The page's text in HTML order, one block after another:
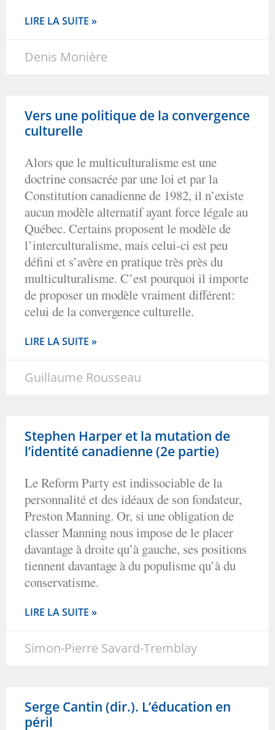
LIRE LA SUITE »
Denis Monière
Vers une politique de la convergence
culturelle
Alors que le multiculturalisme est une
doctrine consacrée par une loi et par la
Constitution canadienne de 1982, il n’existe
aucun modèle alternatif ayant force légale au
Québec. Certains proposent le modèle de
l’interculturalisme, mais celui-ci est peu
défini et s’avère en pratique très près du
multiculturalisme. C’est pourquoi il importe
de proposer un modèle vraiment différent:
celui de la convergence culturelle.
LIRE LA SUITE »
Guillaume Rousseau
Stephen Harper et la mutation de
l’identité canadienne (2e partie)
Le Reform Party est indissociable de la
personnalité et des idéaux de son fondateur,
Preston Manning. Or, si une obligation de
classer Manning nous impose de le placer
davantage à droite qu’à gauche, ses positions
tiennent davantage à du populisme qu’à du
conservatisme.
LIRE LA SUITE »
Simon-Pierre Savard-Tremblay
Serge Cantin (dir.). L’éducation en
péril